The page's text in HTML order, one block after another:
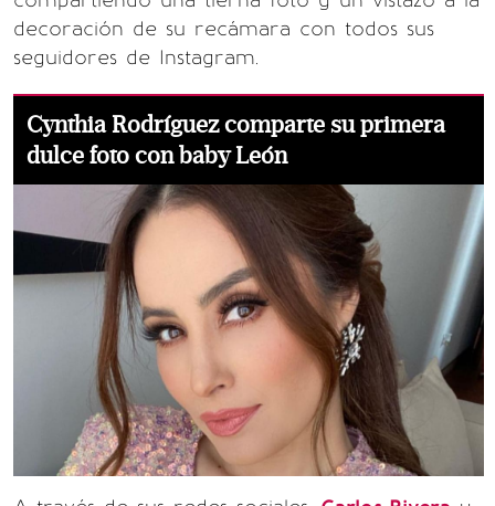
decoración de su recámara con todos sus
seguidores de Instagram.
Cynthia Rodríguez comparte su primera
dulce foto con baby León